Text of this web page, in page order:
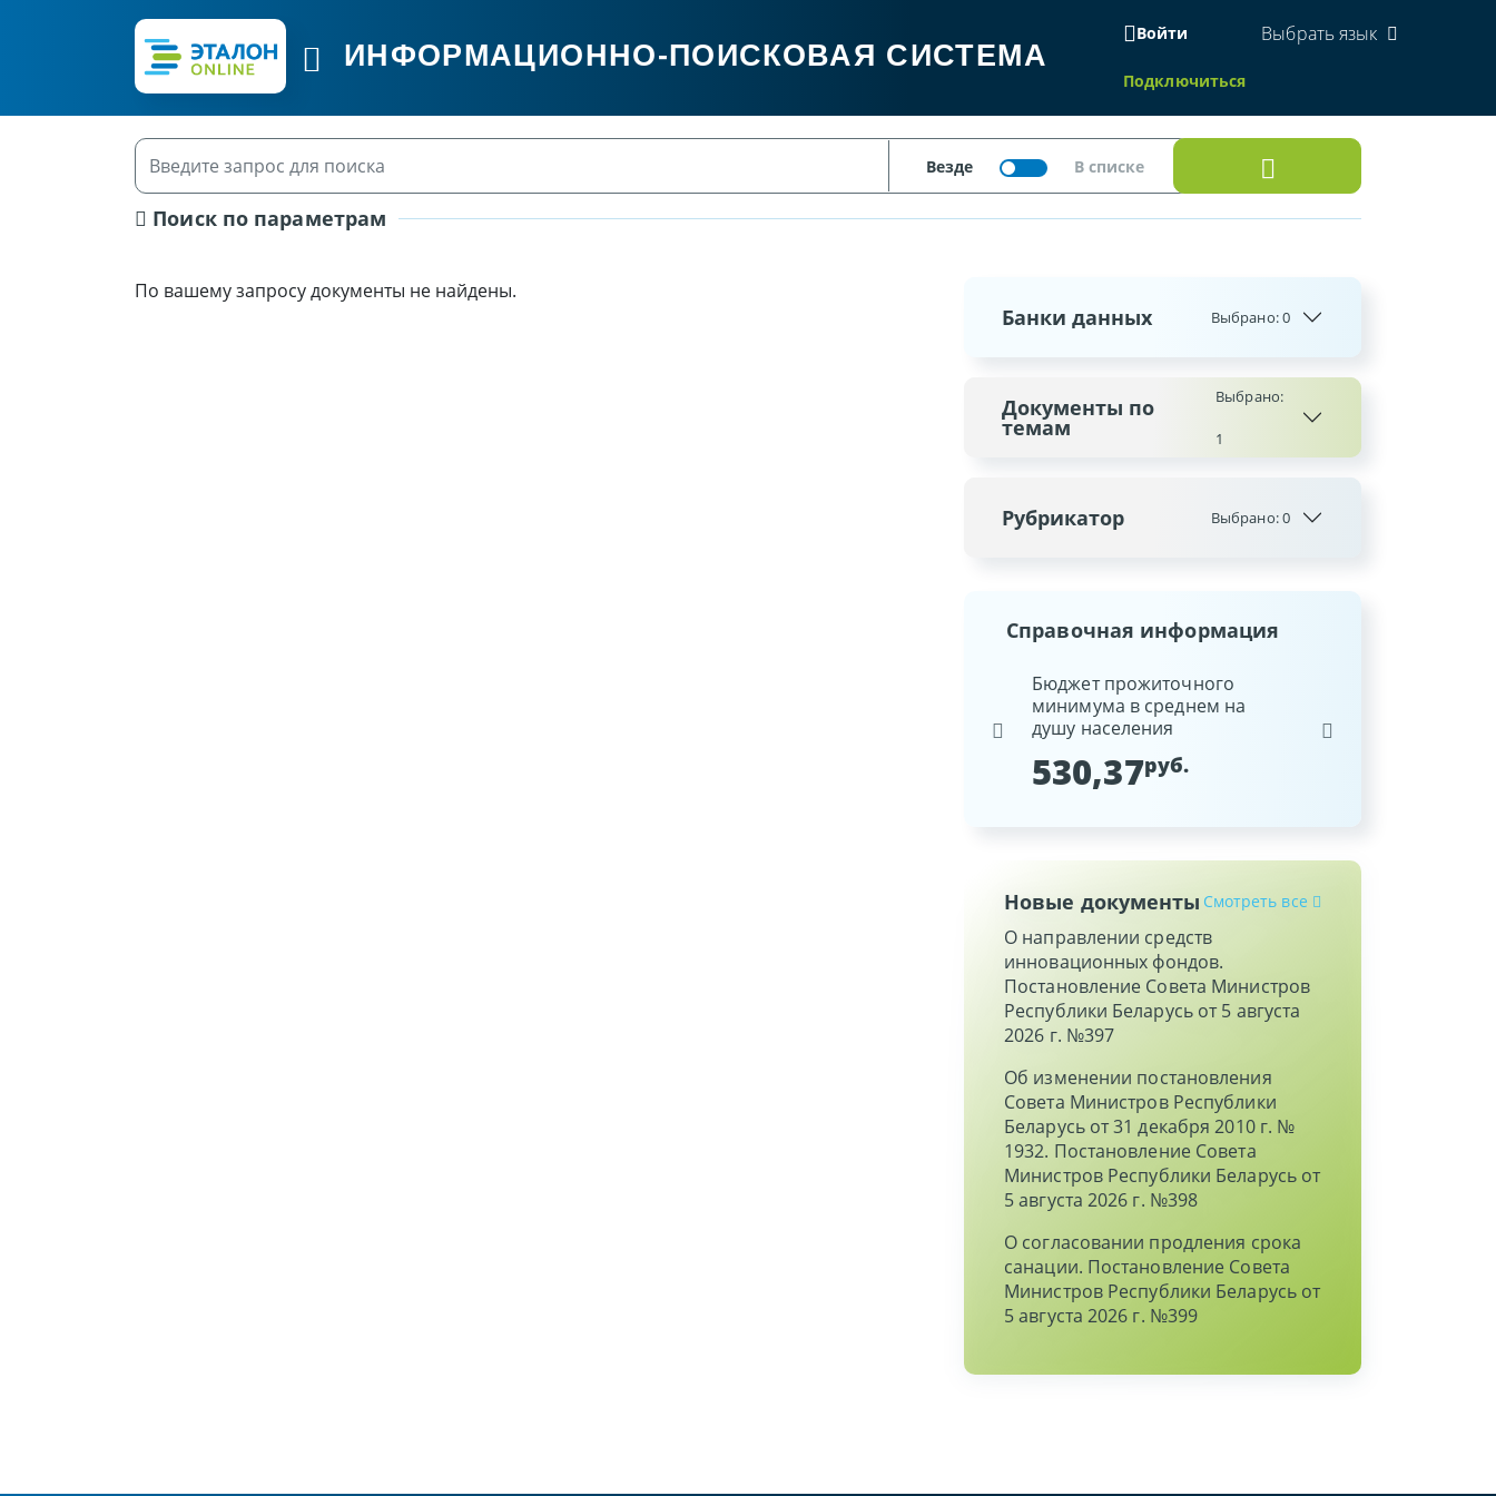
ИНФОРМАЦИОННО-ПОИСКОВАЯ СИСТЕМА
Войти
Подключиться
Выбрать язык
Поиск по параметрам
По вашему запросу документы не найдены.
Банки данных Выбрано:0
Документы по
темам
Выбрано:
1
Рубрикатор Выбрано:0
Справочная информация
Бюджет прожиточного
минимума в среднем на
душу населения
530,37руб.
Республики Беларусь
Новые документы Смотреть все
О направлении средств
инновационных фондов.
Постановление Совета Министров
Республики Беларусь от 5 августа
2026 г. №397
Об изменении постановления
Совета Министров Республики
Беларусь от 31 декабря 2010 г. №
1932. Постановление Совета
Министров Республики Беларусь от
5 августа 2026 г. №398
О согласовании продления срока
санации. Постановление Совета
Министров Республики Беларусь от
5 августа 2026 г. №399